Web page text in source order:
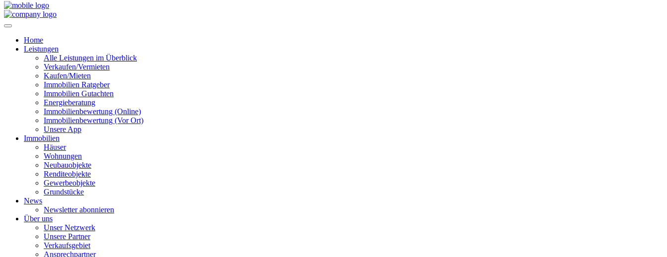
Home
Leistungen
Alle Leistungen im Überblick
Verkaufen/Vermieten
Kaufen/Mieten
Immobilien Ratgeber
Immobilien Gutachten
Energieberatung
Immobilienbewertung (Online)
Immobilienbewertung (Vor Ort)
Unsere App
Immobilien
Häuser
Wohnungen
Neubauobjekte
Renditeobjekte
Gewerbeobjekte
Grundstücke
News
Newsletter abonnieren
Über uns
Unser Netzwerk
Unsere Partner
Verkaufsgebiet
Ansprechpartner